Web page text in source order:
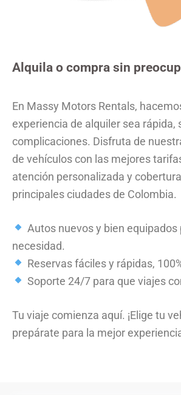
Alquila o compra sin
En Massy Motors Rentals,
experiencia de alquiler sea rápida,
complicaciones. Disfruta de
de vehículos con las mejores
atención personalizada y
principales ciudades de Colombia.
Autos nuevos y bien equipados
necesidad.
Reservas fáciles y rápidas,
Soporte 24/7 para que viajes
Tu viaje comienza aquí. ¡Elige tu
prepárate para la mejor